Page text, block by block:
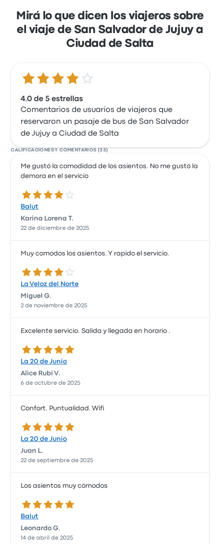
Mirá lo que dicen los viajeros sobre
el viaje de San Salvador de Jujuy a
Ciudad de Salta
4.0 de 5 estrellas
4.0 de 5 estrellas
Comentarios de usuarios de viajeros que
reservaron un pasaje de bus de San Salvador
de Jujuy a Ciudad de Salta
CALIFICACIONES Y COMENTARIOS (23)
Me gustó la comodidad de los asientos. No me gustó la
demora en el servicio
4.0 de 5 estrellas
Balut
Karina Lorena T.
22 de diciembre de 2025
Muy comodos los asientos. Y rapido el servicio.
4.0 de 5 estrellas
La Veloz del Norte
Miguel G.
2 de noviembre de 2025
Excelente servicio. Salida y llegada en horario .
5.0 de 5 estrellas
La 20 de Junio
Alice Rubi V.
6 de octubre de 2025
Confort. Puntualidad. Wifi
5.0 de 5 estrellas
La 20 de Junio
Juan L.
22 de septiembre de 2025
Los asientos muy cómodos
5.0 de 5 estrellas
Balut
Leonardo G.
14 de abril de 2025